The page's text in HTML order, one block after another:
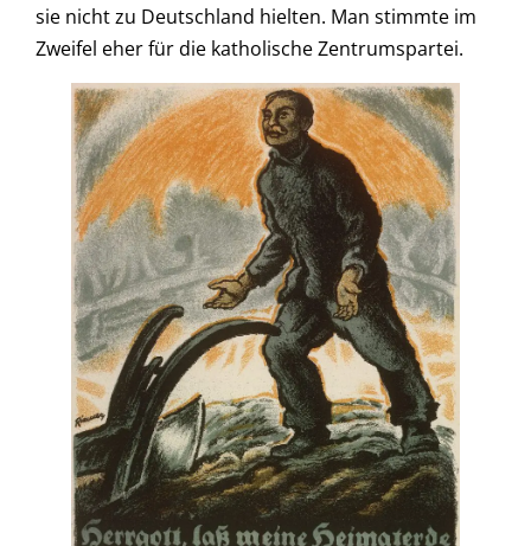
sie nicht zu Deutschland hielten. Man stimmte im
Zweifel eher für die katholische Zentrumspartei.